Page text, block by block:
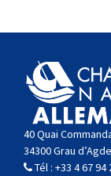
40 Quai
34300 Grau
Tél : +33 4 67 94